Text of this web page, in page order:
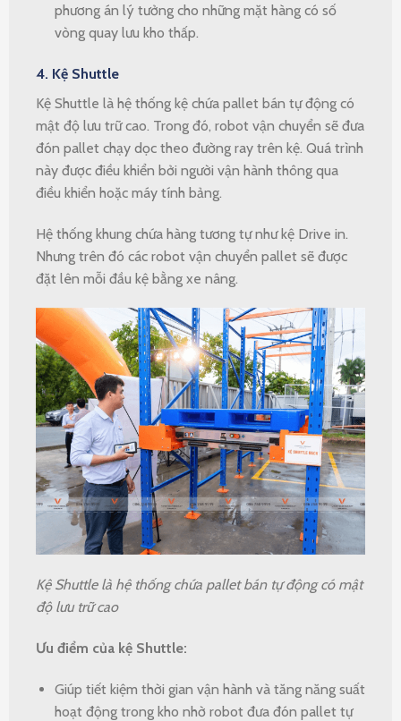
phương án lý tưởng cho những mặt hàng có số
vòng quay lưu kho thấp.
4. Kệ Shuttle
Kệ Shuttle là hệ thống kệ chứa pallet bán tự động có
mật độ lưu trữ cao. Trong đó, robot vận chuyển sẽ đưa
đón pallet chạy dọc theo đường ray trên kệ. Quá trình
này được điều khiển bởi người vận hành thông qua
điều khiển hoặc máy tính bảng.
Hệ thống khung chứa hàng tương tự như kệ Drive in.
Nhưng trên đó các robot vận chuyển pallet sẽ được
đặt lên mỗi đầu kệ bằng xe nâng.
Kệ Shuttle là hệ thống chứa pallet bán tự động có mật
độ lưu trữ cao
Ưu điểm của kệ Shuttle:
Giúp tiết kiệm thời gian vận hành và tăng năng suất
hoạt động trong kho nhờ robot đưa đón pallet tự